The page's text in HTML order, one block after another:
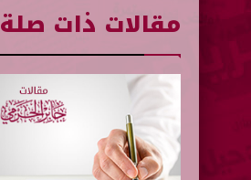
مقالات ذات صلة